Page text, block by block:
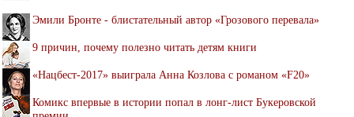
Эмили Бронте - блистательный автор «Грозового перевала»
9 причин, почему полезно читать детям книги
«Нацбест-2017» выиграла Анна Козлова с романом «F20»
Комикс впервые в истории попал в лонг-лист Букеровской